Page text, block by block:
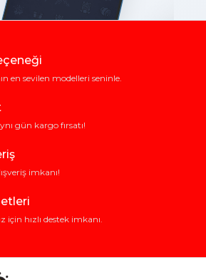
en sevilen modelleri seninle.
gün kargo fırsatı!
imkanı!
için hızlı destek imkanı.